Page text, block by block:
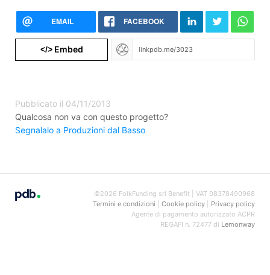
EMAIL FACEBOOK
</>Embed
Pubblicato il 04/11/2013
Qualcosa non va con questo progetto?
Segnalalo a Produzioni dal Basso
©2026 FolkFunding srl Benefit | VAT 08378490968
Termini e condizioni
Cookie policy| Privacy policy
Agente di pagamento autorizzato ACPR
REGAFI n. 72477 di Lemonway